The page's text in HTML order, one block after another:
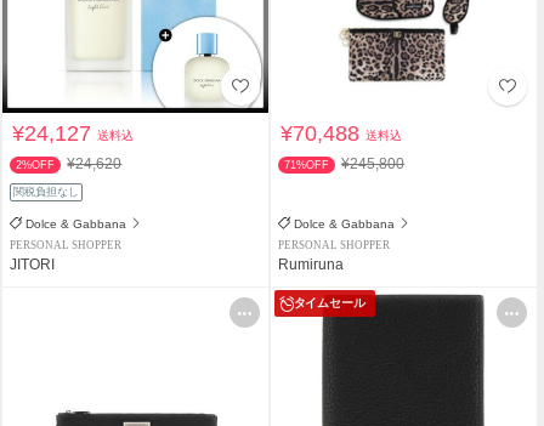
¥24,127送料込
2%OFF ¥24,620
関税負担なし
Dolce & Gabbana
PERSONAL SHOPPER
JITORI
¥70,488送料込
71%OFF ¥245,800
Dolce & Gabbana
PERSONAL SHOPPER
Rumiruna
タイムセール